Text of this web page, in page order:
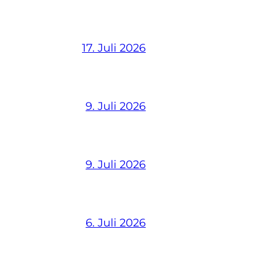
17. Juli 2026
9. Juli 2026
9. Juli 2026
6. Juli 2026